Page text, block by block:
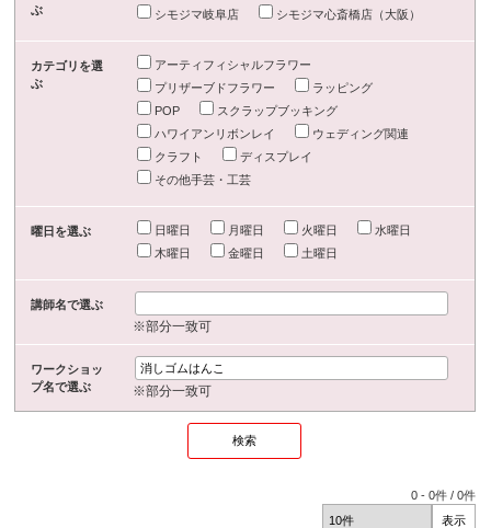
ぶ
シモジマ岐阜店
シモジマ心斎橋店（大阪）
カテゴリを選
ぶ
アーティフィシャルフラワー
プリザーブドフラワー
ラッピング
POP
スクラップブッキング
ハワイアンリボンレイ
ウェディング関連
クラフト
ディスプレイ
その他手芸・工芸
曜日を選ぶ 日曜日 月曜日 火曜日
水曜日
木曜日
金曜日 土曜日
講師名で選ぶ
※部分一致可
ワークショッ
プ名で選ぶ
※部分一致可
0 -0件 /0件